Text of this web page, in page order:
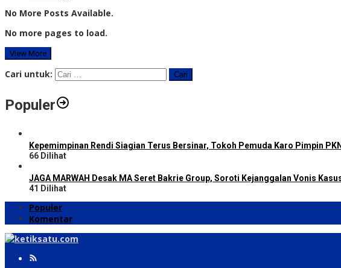
No More Posts Available.
No more pages to load.
View More
Cari untuk:
Populer
Kepemimpinan Rendi Siagian Terus Bersinar, Tokoh Pemuda Karo Pimpin
66 Dilihat
JAGA MARWAH Desak MA Seret Bakrie Group, Soroti Kejanggalan Vonis
41 Dilihat
Populer
Komentar